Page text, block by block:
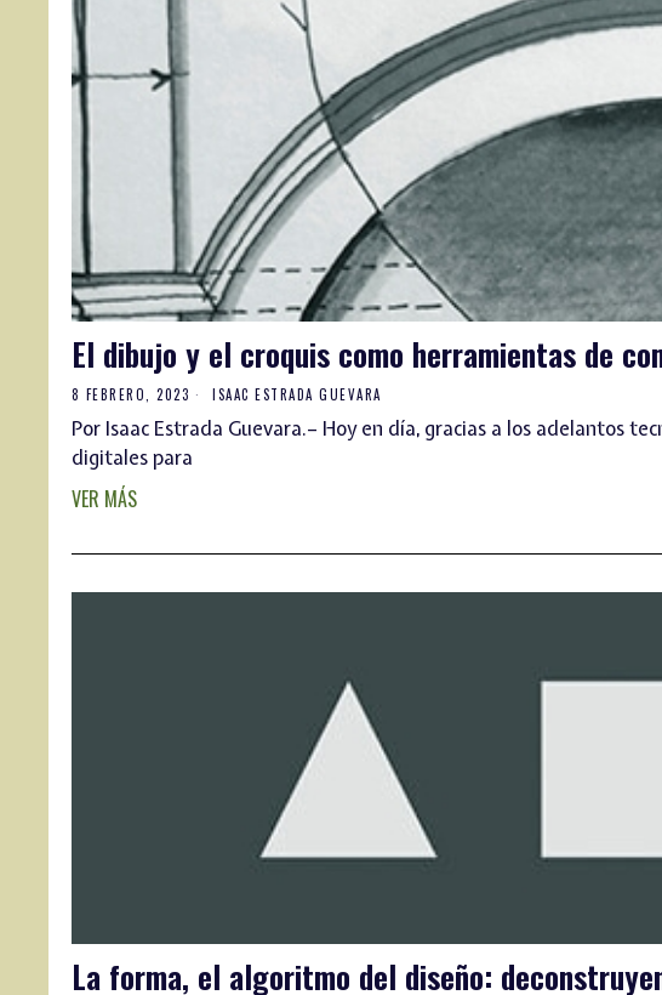
El dibujo y el croquis como herramientas de
8 FEBRERO, 2023 ISAAC ESTRADA GUEVARA
Por Isaac Estrada Guevara.– Hoy en día, gracias a los adelantos
digitales para
VER MÁS
La forma, el algoritmo del diseño: